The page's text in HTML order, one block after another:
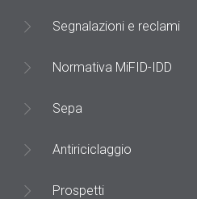
Segnalazioni e reclami
Normativa MiFID-IDD
Sepa
Antiriciclaggio
Prospetti